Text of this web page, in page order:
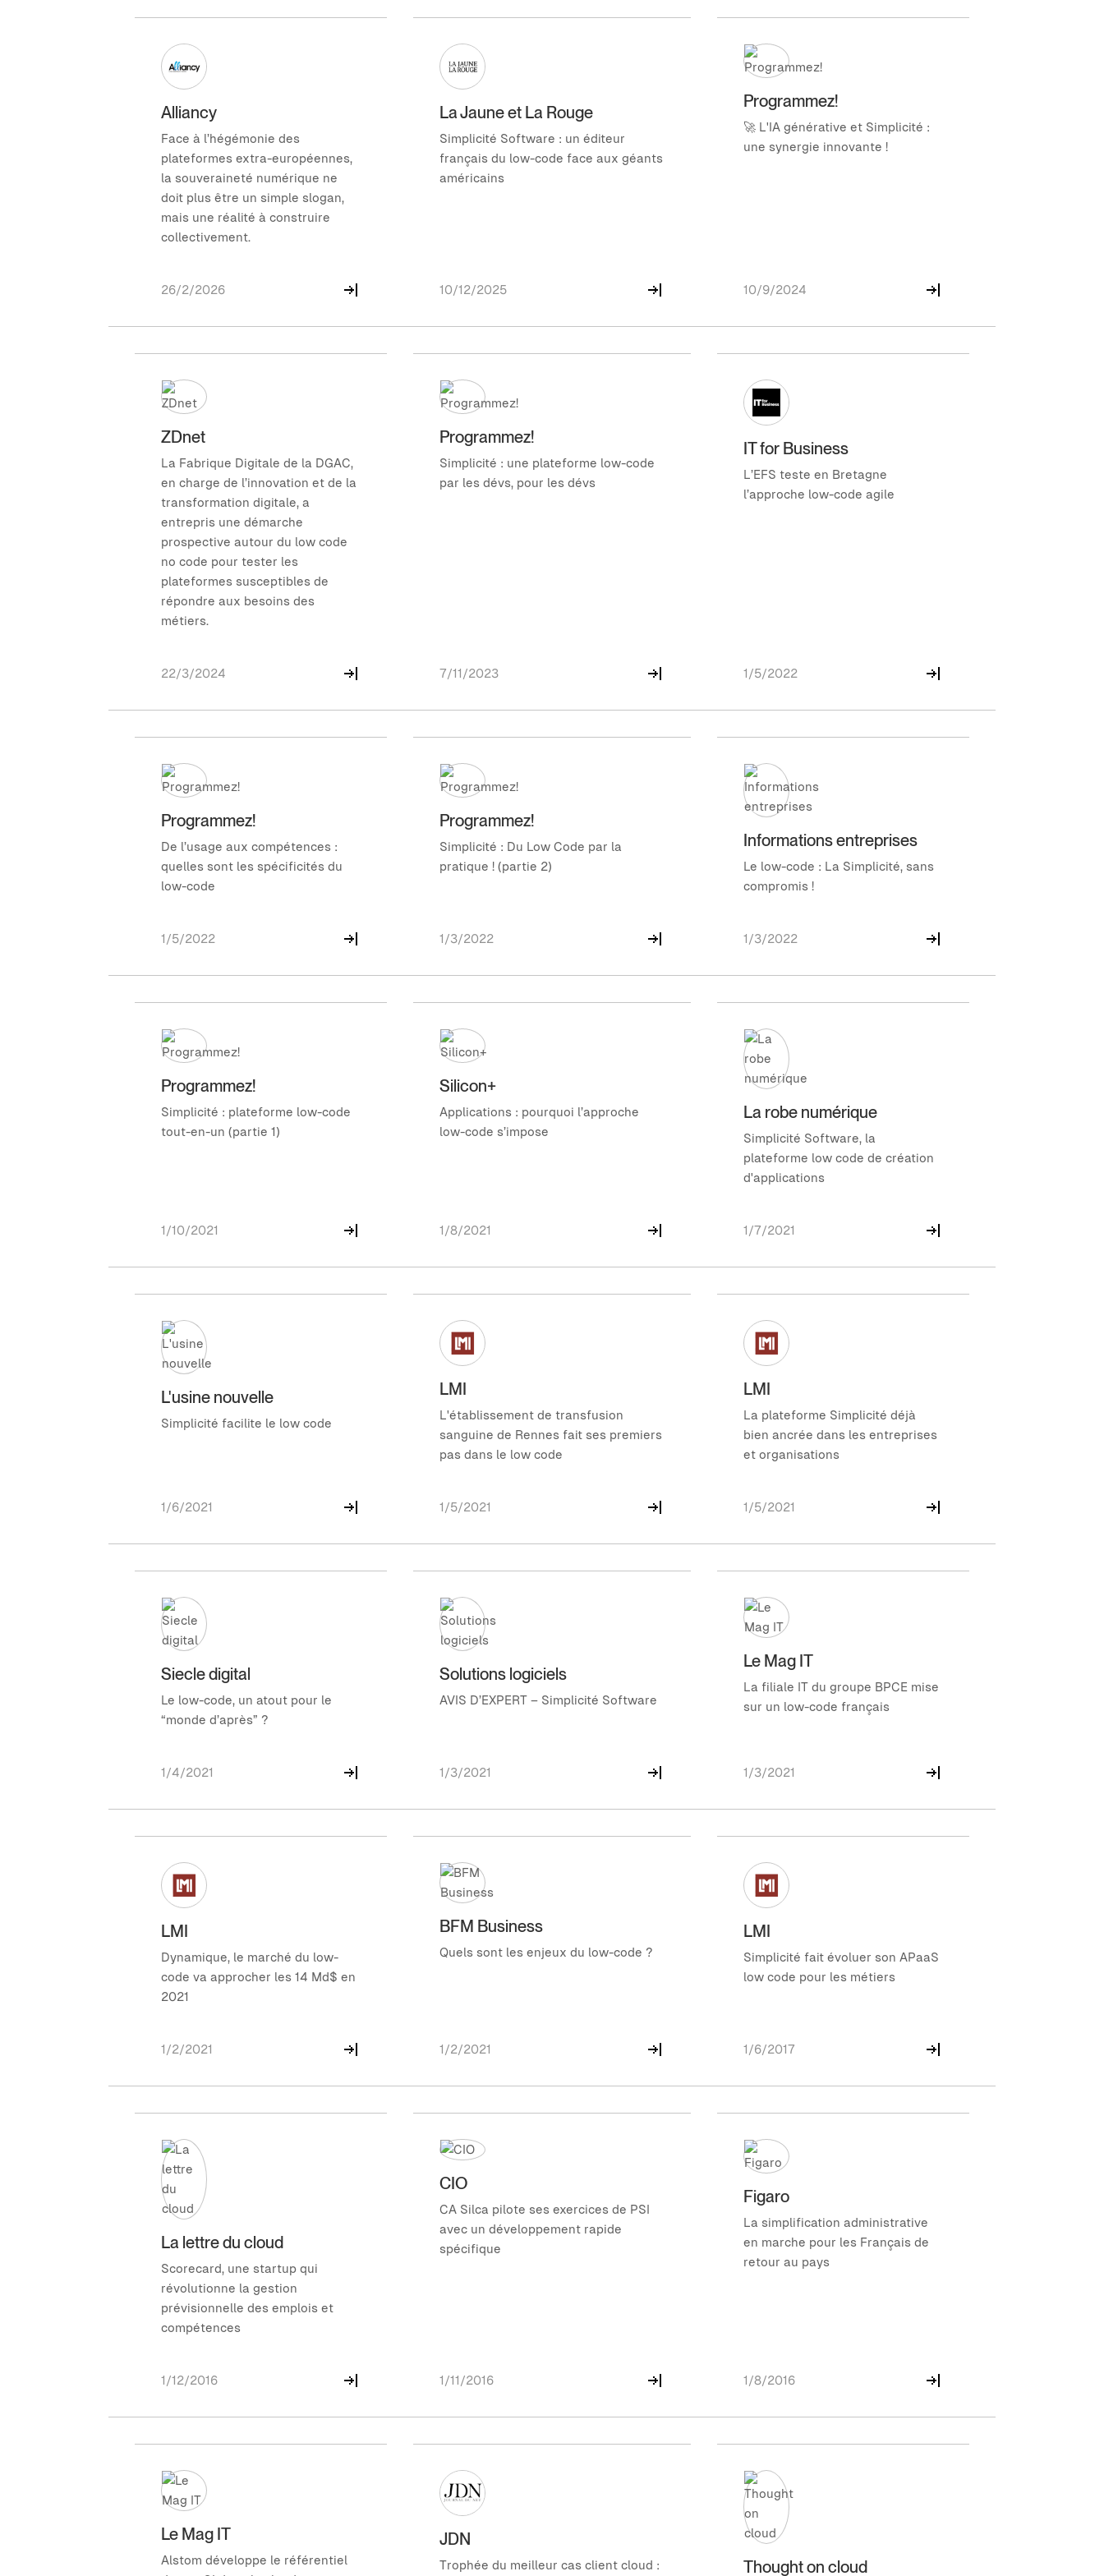
Alliancy
Face à l’hégémonie des
plateformes extra-européennes,
la souveraineté numérique ne
doit plus être un simple slogan,
mais une réalité à construire
collectivement.
26/2/2026
La Jaune et La Rouge
Simplicité Software : un éditeur
français du low-code face aux géants
américains
10/12/2025
Programmez!
🚀 L'IA générative et Simplicité :
une synergie innovante !
10/9/2024
ZDnet
La Fabrique Digitale de la DGAC,
en charge de l’innovation et de la
transformation digitale, a
entrepris une démarche
prospective autour du low code
no code pour tester les
plateformes susceptibles de
répondre aux besoins des
métiers.
22/3/2024
Programmez!
Simplicité : une plateforme low-code
par les dévs, pour les dévs
7/11/2023
IT for Business
L’EFS teste en Bretagne
l’approche low-code agile
1/5/2022
Programmez!
De l’usage aux compétences :
quelles sont les spécificités du
low-code
1/5/2022
Programmez!
Simplicité : Du Low Code par la
pratique ! (partie 2)
1/3/2022
Informations entreprises
Le low-code : La Simplicité, sans
compromis !
1/3/2022
Programmez!
Simplicité : plateforme low-code
tout-en-un (partie 1)
1/10/2021
Silicon+
Applications : pourquoi l’approche
low-code s’impose
1/8/2021
La robe numérique
Simplicité Software, la
plateforme low code de création
d'applications
1/7/2021
L'usine nouvelle
Simplicité facilite le low code
1/6/2021
LMI
L'établissement de transfusion
sanguine de Rennes fait ses premiers
pas dans le low code
1/5/2021
LMI
La plateforme Simplicité déjà
bien ancrée dans les entreprises
et organisations
1/5/2021
Siecle digital
Le low-code, un atout pour le
“monde d’après” ?
1/4/2021
Solutions logiciels
AVIS D’EXPERT – Simplicité Software
1/3/2021
Le Mag IT
La filiale IT du groupe BPCE mise
sur un low-code français
1/3/2021
LMI
Dynamique, le marché du low-
code va approcher les 14 Md$ en
2021
1/2/2021
BFM Business
Quels sont les enjeux du low-code ?
1/2/2021
LMI
Simplicité fait évoluer son APaaS
low code pour les métiers
1/6/2017
La lettre du cloud
Scorecard, une startup qui
révolutionne la gestion
prévisionnelle des emplois et
compétences
1/12/2016
CIO
CA Silca pilote ses exercices de PSI
avec un développement rapide
spécifique
1/11/2016
Figaro
La simplification administrative
en marche pour les Français de
retour au pays
1/8/2016
Le Mag IT
Alstom développe le référentiel
JDN
Trophée du meilleur cas client cloud : Thought on cloud